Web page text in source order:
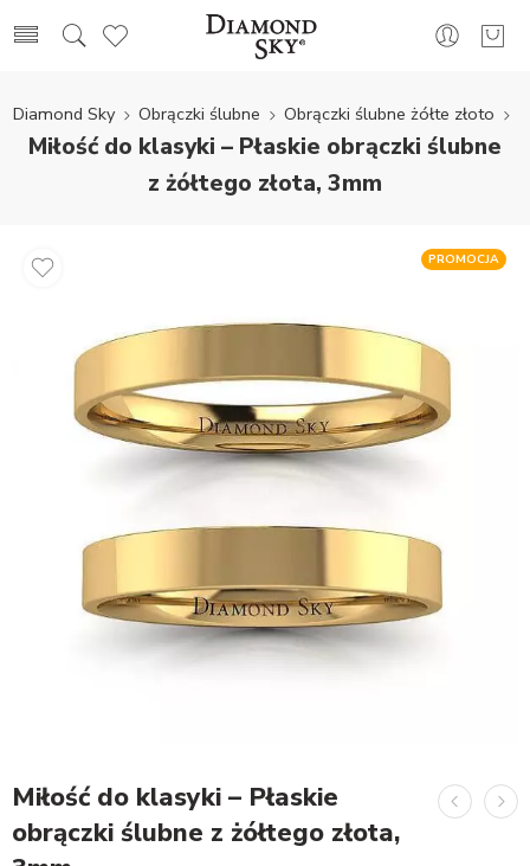
Diamond Sky Obrączki ślubne Obrączki ślubne żółte złoto
Miłość do klasyki – Płaskie obrączki ślubne
z żółtego złota, 3mm
PROMOCJA
Miłość do klasyki – Płaskie
obrączki ślubne z żółtego złota,